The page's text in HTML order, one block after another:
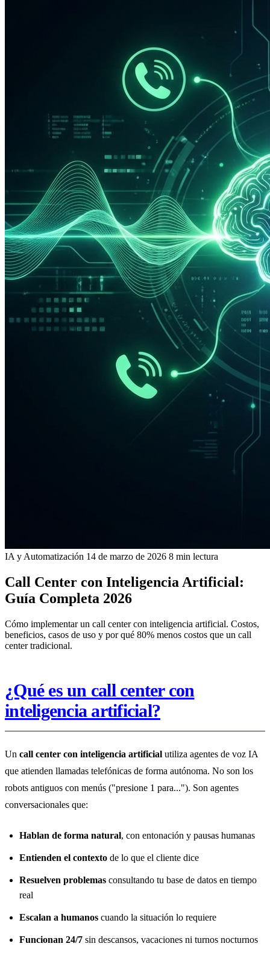
IA y Automatización 14 de marzo de 2026 8 min lectura
Call Center con Inteligencia Artificial:
Guía Completa 2026
Cómo implementar un call center con inteligencia artificial. Costos,
beneficios, casos de uso y por qué 80% menos costos que un call
center tradicional.
¿Qué es un call center con
inteligencia artificial?
Un call center con inteligencia artificial utiliza agentes de voz IA
que atienden llamadas telefónicas de forma autónoma. No son los
robots antiguos con menús ("presione 1 para..."). Son agentes
conversacionales que:
Hablan de forma natural, con entonación y pausas humanas
Entienden el contexto de lo que el cliente dice
Resuelven problemas consultando tu base de datos en tiempo
real
Escalan a humanos cuando la situación lo requiere
Funcionan 24/7 sin descansos, vacaciones ni turnos nocturnos